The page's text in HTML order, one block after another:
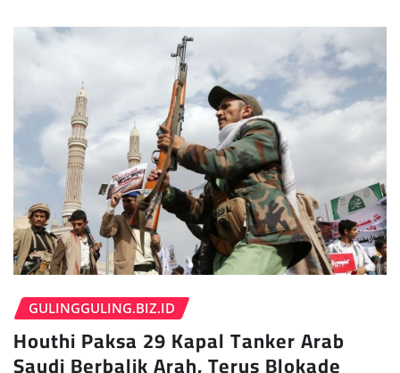
GULINGGULING.BIZ.ID
Houthi Paksa 29 Kapal Tanker Arab